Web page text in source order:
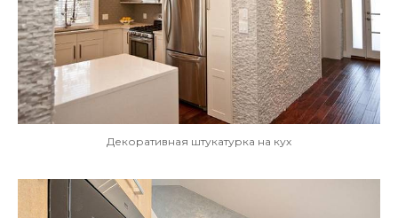
Декоративная штукатурка на кух